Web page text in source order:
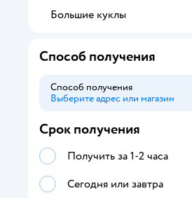
Большие куклы
Способ получения
Способ получения
Выберите адрес или магазин
Способ
Срок получения
Получить за 1-2 часа
Сегодня или завтра